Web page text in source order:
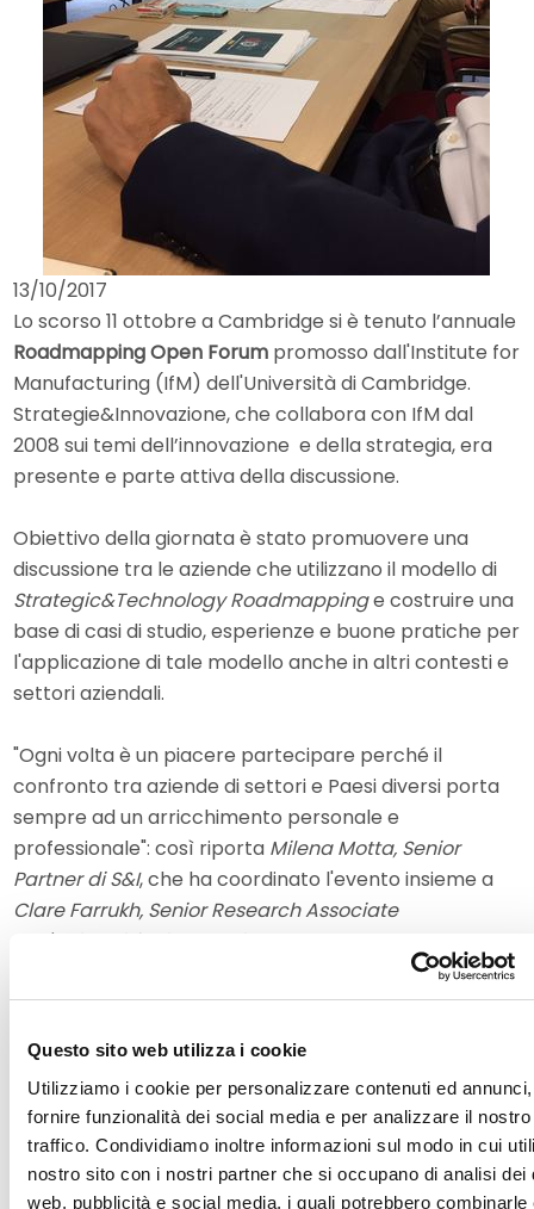
Questo sito web utilizza i cookie
Utilizziamo i cookie per personalizzare contenuti ed
fornire funzionalità dei social media e per analizzare il nostro
traffico. Condividiamo inoltre informazioni sul modo in cui
nostro sito con i nostri partner che si occupano di analisi dei
web, pubblicità e social media, i quali potrebbero combinarle
13/10/2017
Lo scorso 11 ottobre a Cambridge si è tenuto l’annuale
Roadmapping Open Forum promosso dall'Institute for
Manufacturing (IfM) dell'Università di Cambridge.
Strategie&Innovazione, che collabora con IfM dal
2008 sui temi dell’innovazione e della strategia, era
presente e parte attiva della discussione.
Obiettivo della giornata è stato promuovere una
discussione tra le aziende che utilizzano il modello di
Strategic&Technology Roadmappinge costruire una
base di casi di studio, esperienze e buone pratiche per
l'applicazione di tale modello anche in altri contesti e
settori aziendali.
"Ogni volta è un piacere partecipare perché il
confronto tra aziende di settori e Paesi diversi porta
sempre ad un arricchimento personale e
professionale": così riporta Milena Motta, Senior
Partner di S&I, che ha coordinato l'evento insieme a
Clare Farrukh, Senior Research Associate
dell'Università di Cambridge
All'evento è stato inoltre presente come relatore
Unit Moto di Pirelli Tyre, che ha portato la sua
testimonianza relativamente all'utilizzo del
technology roadmapping in azienda.
La versatilità dell'approccio di roadmapping e la